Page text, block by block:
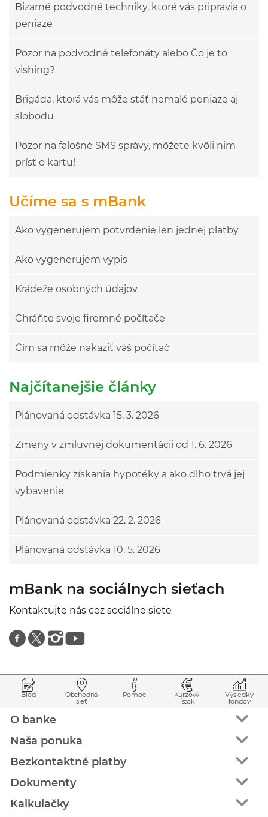
Bizarné podvodné techniky, ktoré vás pripravia o
peniaze
Pozor na podvodné telefonáty alebo Čo je to
vishing?
Brigáda, ktorá vás môže stáť nemalé peniaze aj
slobodu
Pozor na falošné SMS správy, môžete kvôli nim
prísť o kartu!
Učíme sa s mBank
Ako vygenerujem potvrdenie len jednej platby
Ako vygenerujem výpis
Krádeže osobných údajov
Chráňte svoje firemné počítače
Čím sa môže nakaziť váš počítač
Najčítanejšie články
Plánovaná odstávka 15. 3. 2026
Zmeny v zmluvnej dokumentácii od 1. 6. 2026
Podmienky získania hypotéky a ako dlho trvá jej
vybavenie
Plánovaná odstávka 22. 2. 2026
Plánovaná odstávka 10. 5. 2026
mBank na sociálnych sieťach
Kontaktujte nás cez sociálne siete
Znajdź nas na facebooku
Znajdź nas na twitterze
Znajdź nas na instagramie
Znajdź nas na youtube
Prejsť na začiatok stránky
Preskočiť na začiatok obsahu
Blog Obchodná
sieť
Pomoc Kurzový
lístok
Výsledky
fondov
O banke
Naša ponuka
Bezkontaktné platby
Dokumenty
Kalkulačky